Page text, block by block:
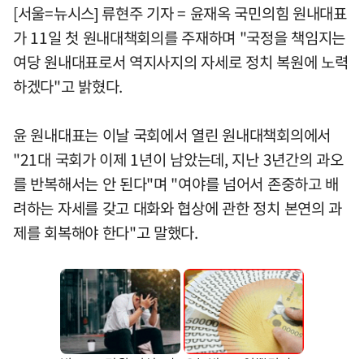
[서울=뉴시스] 류현주 기자 = 윤재옥 국민의힘 원내대표
가 11일 첫 원내대책회의를 주재하며 "국정을 책임지는
여당 원내대표로서 역지사지의 자세로 정치 복원에 노력
하겠다"고 밝혔다.
윤 원내대표는 이날 국회에서 열린 원내대책회의에서
"21대 국회가 이제 1년이 남았는데, 지난 3년간의 과오
를 반복해서는 안 된다"며 "여야를 넘어서 존중하고 배
려하는 자세를 갖고 대화와 협상에 관한 정치 본연의 과
제를 회복해야 한다"고 말했다.